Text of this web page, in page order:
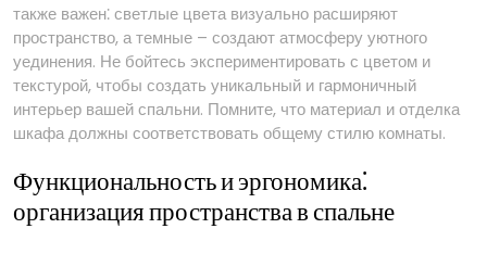
также важен⁚ светлые цвета визуально расширяют
пространство, а темные – создают атмосферу уютного
уединения. Не бойтесь экспериментировать с цветом и
текстурой, чтобы создать уникальный и гармоничный
интерьер вашей спальни. Помните, что материал и отделка
шкафа должны соответствовать общему стилю комнаты.
Функциональность и эргономика⁚
организация пространства в спальне